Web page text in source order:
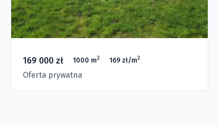
169 000 zł 1000 m2 169 zł/m2
Oferta prywatna